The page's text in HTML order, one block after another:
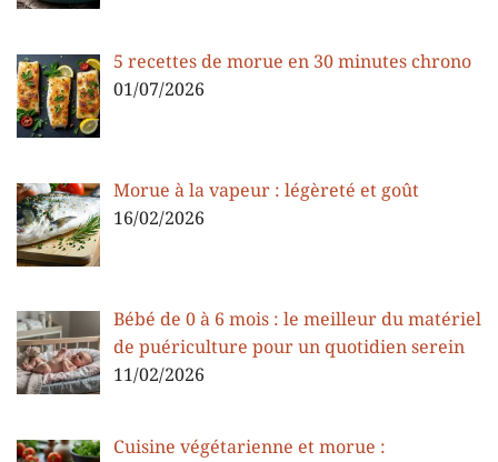
5 recettes de morue en 30 minutes chrono
01/07/2026
Morue à la vapeur : légèreté et goût
16/02/2026
Bébé de 0 à 6 mois : le meilleur du matériel
de puériculture pour un quotidien serein
11/02/2026
Cuisine végétarienne et morue :